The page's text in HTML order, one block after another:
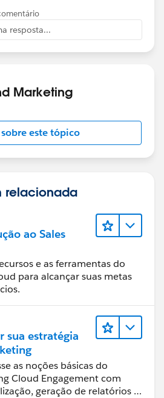
resposta...
Marketing
este tópico
relacionada
ao Sales
e as ferramentas do
para alcançar suas metas
sua estratégia
as noções básicas do
Cloud Engagement com
geração de relatórios e